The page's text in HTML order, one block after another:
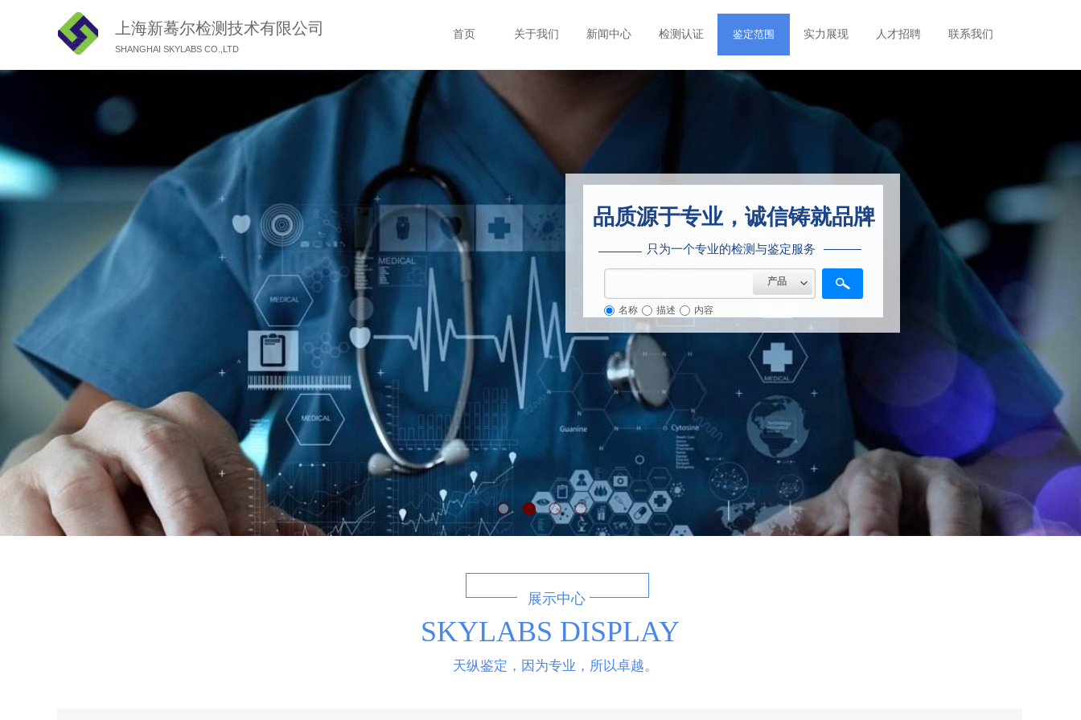
首页 关于我们 新闻中心 检测认证 鉴定范围 实力展现 人才招聘 联系我们
上海新蓦尔检测技术有限公司
SHANGHAI SKYLABS CO.,LTD
品质源于专业，诚信铸就品牌
只为一个专业的检测与鉴定服务
产品
名称 描述 内容
展示中心
SKYLABS DISPLAY
天纵鉴定，因为专业，所以卓越。